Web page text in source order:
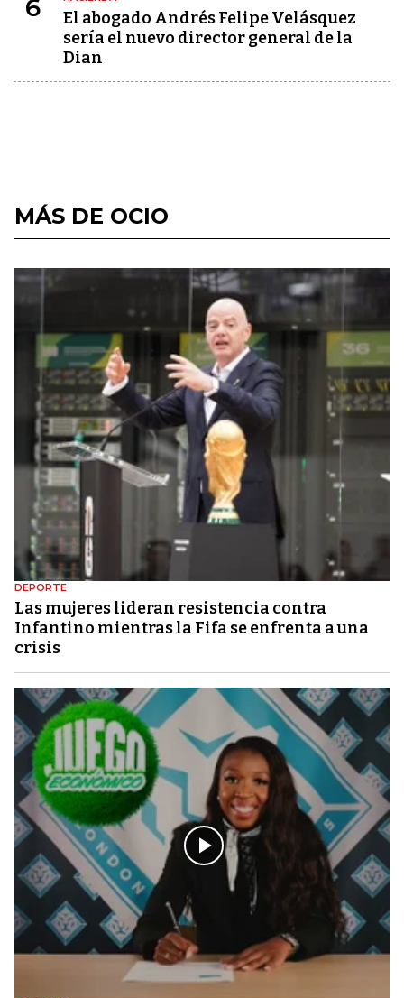
6
El abogado Andrés Felipe Velásquez
sería el nuevo director general de la
Dian
MÁS DE OCIO
DEPORTE
Las mujeres lideran resistencia contra
Infantino mientras la Fifa se enfrenta a una
crisis